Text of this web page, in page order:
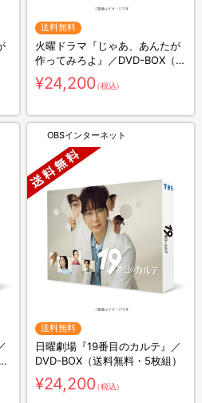
送料無料
火曜ドラマ『じゃあ、あんたが
作ってみろよ』／DVD-BOX（送
料無料・6枚組）
¥24,200（税込）
OBSインターネット
送料無料
日曜劇場『19番目のカルテ』／
DVD-BOX（送料無料・5枚組）
¥24,200（税込）